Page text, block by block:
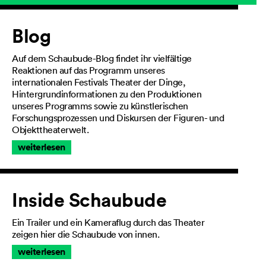
Artikel
Blog
Auf dem Schaubude-Blog findet ihr vielfältige
Reaktionen auf das Programm unseres
internationalen Festivals Theater der Dinge,
Hintergrundinformationen zu den Produktionen
unseres Programms sowie zu künstlerischen
Forschungsprozessen und Diskursen der Figuren- und
Objekttheaterwelt.
weiterlesen
Inside Schaubude
Ein Trailer und ein Kameraflug durch das Theater
zeigen hier die Schaubude von innen.
weiterlesen